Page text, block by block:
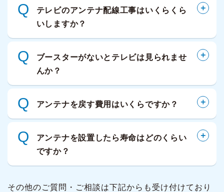
Q
テレビのアンテナ配線工事はいくらくら
いしますか？
Q
ブースターがないとテレビは見られませ
んか？
Q アンテナを戻す費用はいくらですか？
Q
アンテナを設置したら寿命はどのくらい
ですか？
その他のご質問・ご相談は下記からも受け付けており